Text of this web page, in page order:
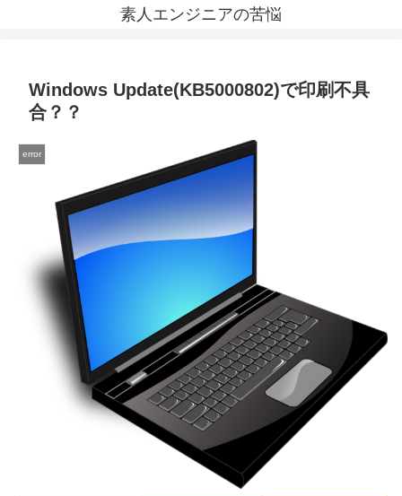
素人エンジニアの苦悩
Windows Update(KB5000802)で印刷不具
合？？
error